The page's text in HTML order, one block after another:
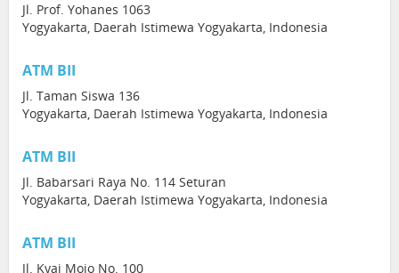
Jl. Prof. Yohanes 1063
Yogyakarta, Daerah Istimewa Yogyakarta, Indonesia
ATM BII
Jl. Taman Siswa 136
Yogyakarta, Daerah Istimewa Yogyakarta, Indonesia
ATM BII
Jl. Babarsari Raya No. 114 Seturan
Yogyakarta, Daerah Istimewa Yogyakarta, Indonesia
ATM BII
Jl. Kyai Mojo No. 100